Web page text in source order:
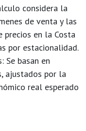
considera la
de venta y las
precios en la Costa
por estacionalidad.
Se basan en
ajustados por la
real esperado